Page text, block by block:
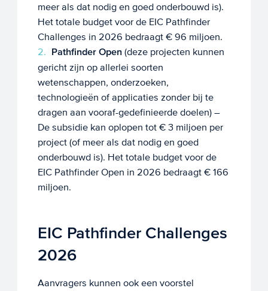
meer als dat nodig en goed onderbouwd is).
Het totale budget voor de EIC Pathfinder
Challenges in 2026 bedraagt € 96 miljoen.
Pathfinder Open(deze projecten kunnen
gericht zijn op allerlei soorten
wetenschappen, onderzoeken,
technologieën of applicaties zonder bij te
dragen aan vooraf-gedefinieerde doelen) –
De subsidie kan oplopen tot € 3 miljoen per
project (of meer als dat nodig en goed
onderbouwd is). Het totale budget voor de
EIC Pathfinder Open in 2026 bedraagt € 166
miljoen.
EIC Pathfinder Challenges
2026
Aanvragers kunnen ook een voorstel